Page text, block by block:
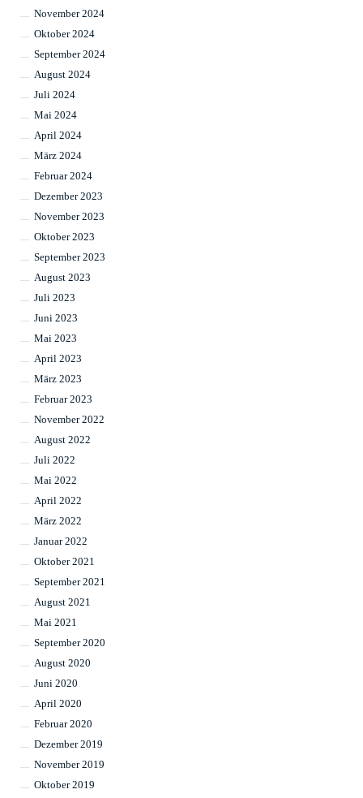
November 2024
Oktober 2024
September 2024
August 2024
Juli 2024
Mai 2024
April 2024
März 2024
Februar 2024
Dezember 2023
November 2023
Oktober 2023
September 2023
August 2023
Juli 2023
Juni 2023
Mai 2023
April 2023
März 2023
Februar 2023
November 2022
August 2022
Juli 2022
Mai 2022
April 2022
März 2022
Januar 2022
Oktober 2021
September 2021
August 2021
Mai 2021
September 2020
August 2020
Juni 2020
April 2020
Februar 2020
Dezember 2019
November 2019
Oktober 2019